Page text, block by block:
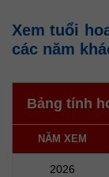
Xem tuổi
các năm
Bảng tính
NĂM XEM
2026